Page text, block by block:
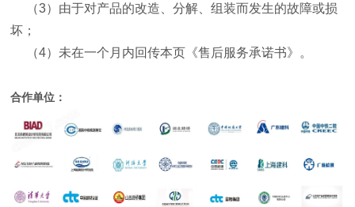
（3）由于对产品的改造、分解、组装而发生的故障或损
坏；
（4）未在一个月内回传本页《售后服务承诺书》。
合作单位：